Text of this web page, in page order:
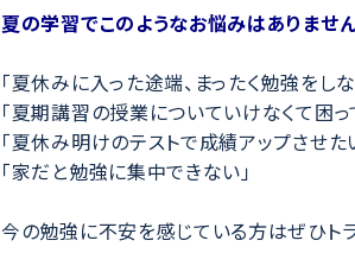
夏の学習でこのようなお悩みはありませ
「夏休みに入った途端、まったく勉強をし
「夏期講習の授業についていけなくて困っ
「夏休み明けのテストで成績アップさせ
「家だと勉強に集中できない」
今の勉強に不安を感じている方はぜひト